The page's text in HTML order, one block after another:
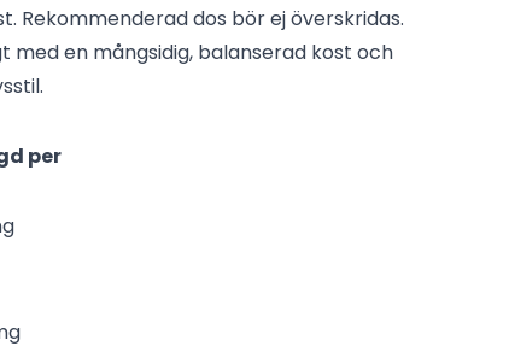
Rekommenderad dos bör ej överskridas.
med en mångsidig, balanserad kost och
per